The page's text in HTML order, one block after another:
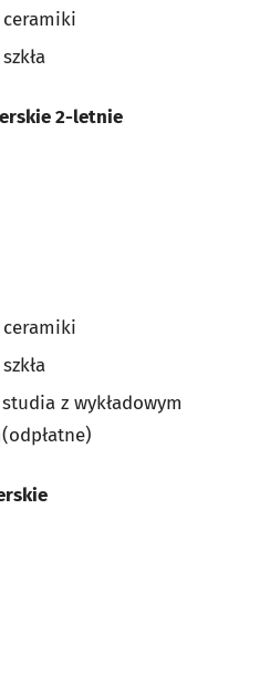
2-letnie
z wykładowym